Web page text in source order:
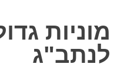
מוניות
לנתב"ג